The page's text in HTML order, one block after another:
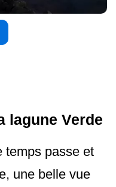
lagune Verde
temps passe et
une belle vue